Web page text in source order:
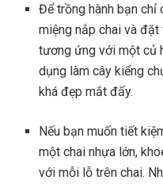
Để trồng hành bạn
miệng nắp chai và
tương ứng với một củ
dụng làm cây kiểng
khá đẹp mắt đấy.
Nếu bạn muốn tiết
một chai nhựa lớn,
với mỗi lỗ trên chai.